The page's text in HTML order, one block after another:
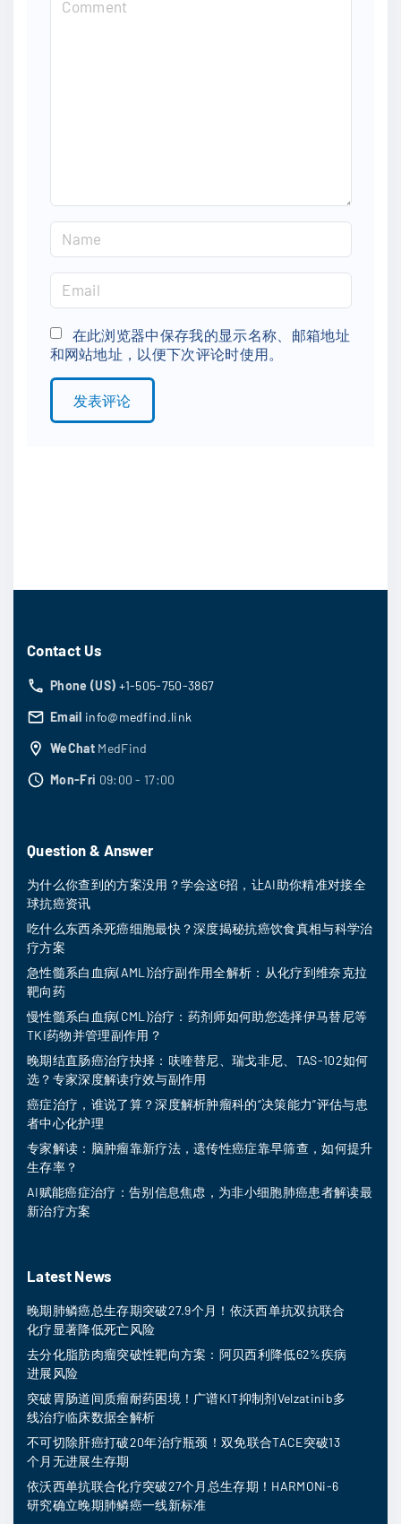
a
e
*
m
a
i
l
在此浏览器中保存我的显示名称、邮箱地址
和网站地址，以便下次评论时使用。
Contact Us
Phone (US) +1-505-750-3867
Email info@medfind.link
WeChat MedFind
Mon-Fri 09:00 - 17:00
Question & Answer
为什么你查到的方案没用？学会这6招，让AI助你精准对接全
球抗癌资讯
吃什么东西杀死癌细胞最快？深度揭秘抗癌饮食真相与科学治
疗方案
急性髓系白血病(AML)治疗副作用全解析：从化疗到维奈克拉
靶向药
慢性髓系白血病(CML)治疗：药剂师如何助您选择伊马替尼等
TKI药物并管理副作用？
晚期结直肠癌治疗抉择：呋喹替尼、瑞戈非尼、TAS-102如何
选？专家深度解读疗效与副作用
癌症治疗，谁说了算？深度解析肿瘤科的“决策能力”评估与患
者中心化护理
专家解读：脑肿瘤靠新疗法，遗传性癌症靠早筛查，如何提升
生存率？
AI赋能癌症治疗：告别信息焦虑，为非小细胞肺癌患者解读最
新治疗方案
Latest News
晚期肺鳞癌总生存期突破27.9个月！依沃西单抗双抗联合
化疗显著降低死亡风险
去分化脂肪肉瘤突破性靶向方案：阿贝西利降低62%疾病
进展风险
突破胃肠道间质瘤耐药困境！广谱KIT抑制剂Velzatinib多
线治疗临床数据全解析
不可切除肝癌打破20年治疗瓶颈！双免联合TACE突破13
个月无进展生存期
依沃西单抗联合化疗突破27个月总生存期！HARMONi-6
研究确立晚期肺鳞癌一线新标准